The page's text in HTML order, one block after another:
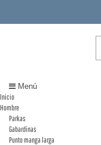
Menú
Inicio
Hombre
Parkas
Gabardinas
Punto manga larga